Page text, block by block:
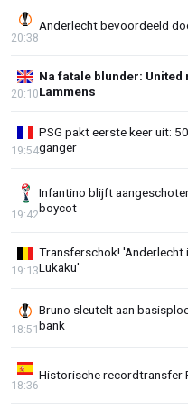
Anderlecht bevoordeeld
20:38
Na fatale blunder:
Lammens
20:10
PSG pakt eerste keer uit:
ganger
19:54
Infantino blijft
boycot
19:42
Transferschok!
Lukaku'
19:13
Bruno sleutelt aan
bank
18:51
Historische recordtransfer
18:36